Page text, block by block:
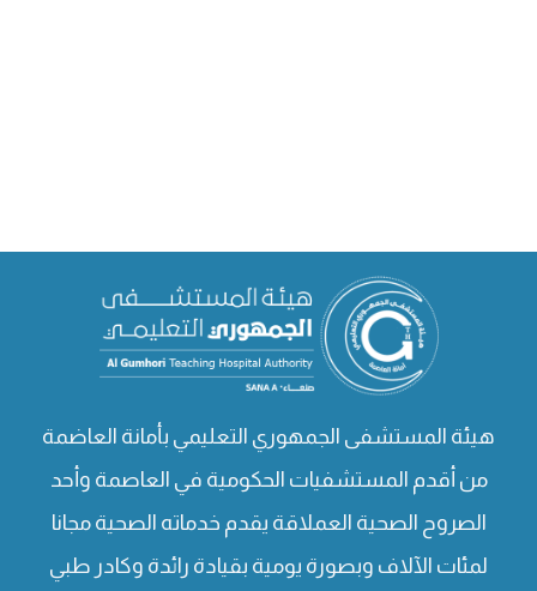
هيئة المستشفى الجمهوري التعليمي بأمانة العاضمة
من أقدم المستشفيات الحكومية في العاصمة وأحد
الصروح الصحية العملاقة يقدم خدماته الصحية مجانا
لمئات الآلاف وبصورة يومية بقيادة رائدة وكادر طبي